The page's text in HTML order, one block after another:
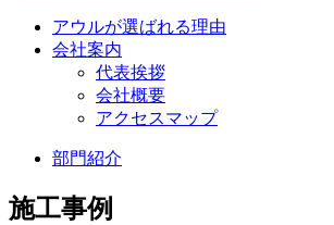
アウルが選ばれる理由
会社案内
代表挨拶
会社概要
アクセスマップ
部門紹介
施工事例